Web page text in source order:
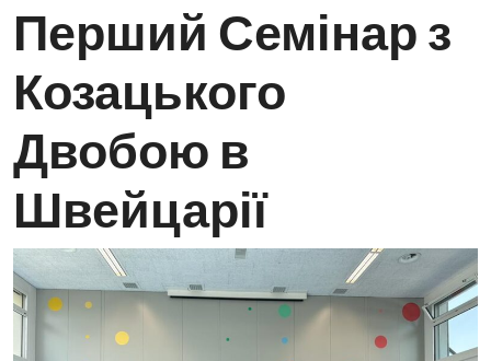
Перший Семінар з
Козацького
Двобою в
Швейцарії